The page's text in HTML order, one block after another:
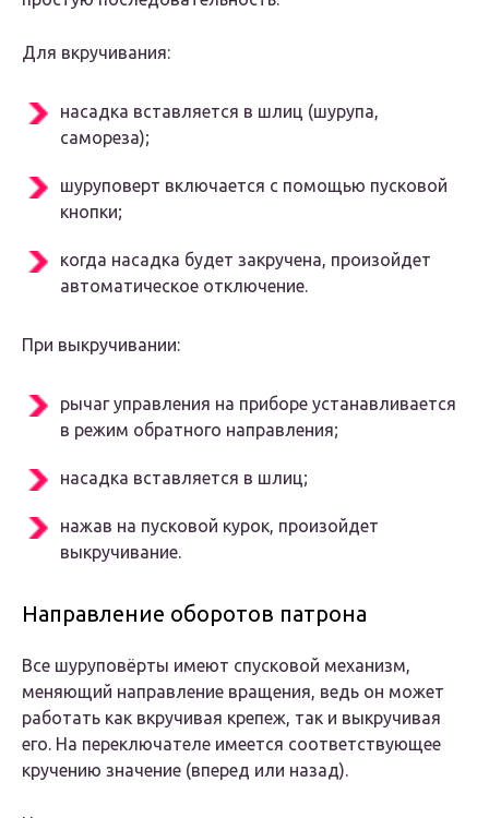
Для вкручивания:
насадка вставляется в шлиц (шурупа,
самореза);
шуруповерт включается с помощью пусковой
кнопки;
когда насадка будет закручена, произойдет
автоматическое отключение.
При выкручивании:
рычаг управления на приборе устанавливается
в режим обратного направления;
насадка вставляется в шлиц;
нажав на пусковой курок, произойдет
выкручивание.
Направление оборотов патрона
Все шуруповёрты имеют спусковой механизм,
меняющий направление вращения, ведь он может
работать как вкручивая крепеж, так и выкручивая
его. На переключателе имеется соответствующее
кручению значение (вперед или назад).